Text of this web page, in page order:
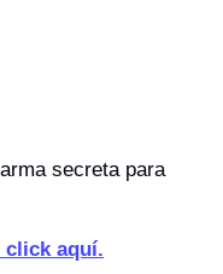
secreta para
click aquí.